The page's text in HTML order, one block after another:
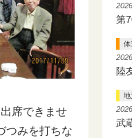
席できませ
つみを打ちな
第
体
陸
地
武